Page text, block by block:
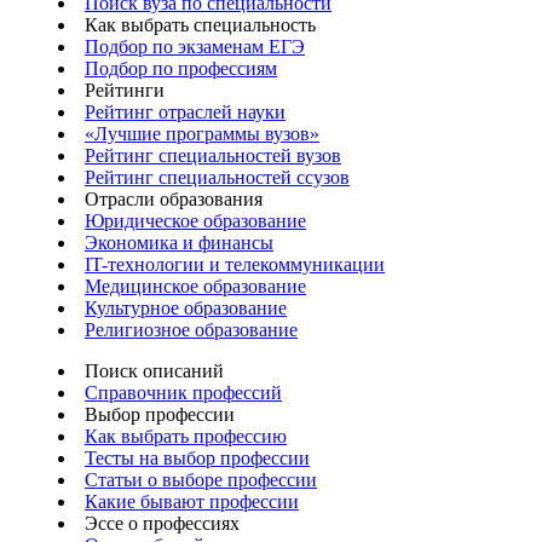
Как выбрать специальность
Подбор по экзаменам ЕГЭ
Подбор по профессиям
Рейтинги
Рейтинг отраслей науки
«Лучшие программы вузов»
Рейтинг специальностей вузов
Рейтинг специальностей ссузов
Отрасли образования
Юридическое образование
Экономика и финансы
IT-технологии и телекоммуникации
Медицинское образование
Культурное образование
Религиозное образование
Поиск описаний
Справочник профессий
Выбор профессии
Как выбрать профессию
Тесты на выбор профессии
Статьи о выборе профессии
Какие бывают профессии
Эссе о профессиях